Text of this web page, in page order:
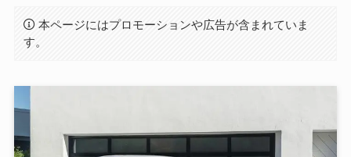
本ページにはプロモーションや広告が含まれていま
す。